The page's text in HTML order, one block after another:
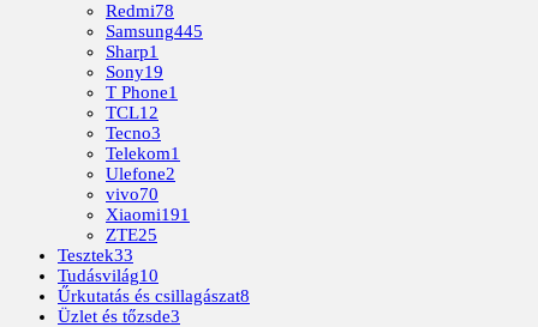
Redmi78
Samsung445
Sharp1
Sony19
T Phone1
TCL12
Tecno3
Telekom1
Ulefone2
vivo70
Xiaomi191
ZTE25
Tesztek33
Tudásvilág10
Űrkutatás és csillagászat8
Üzlet és tőzsde3